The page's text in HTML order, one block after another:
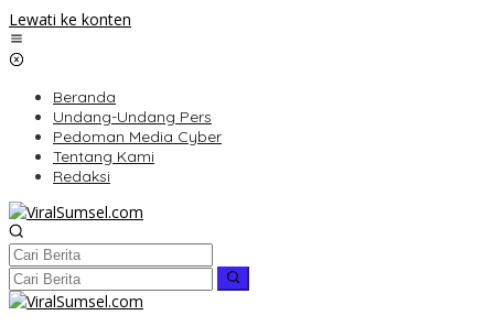
Lewati ke konten
Beranda
Undang-Undang Pers
Pedoman Media Cyber
Tentang Kami
Redaksi